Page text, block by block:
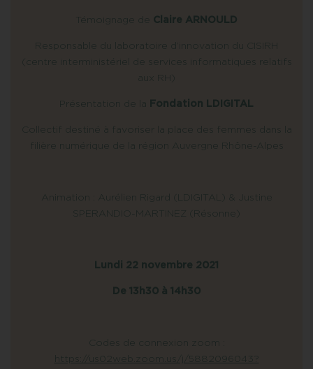
Témoignage de Claire ARNOULD
Responsable du laboratoire d’innovation du CISIRH
(centre interministériel de services informatiques relatifs
aux RH)
Présentation de la Fondation LDIGITAL
Collectif destiné à favoriser la place des femmes dans la
filière numérique de la région Auvergne Rhône-Alpes
Animation : Aurélien Rigard (LDIGITAL) & Justine
SPERANDIO-MARTINEZ (Résonne)
Lundi 22 novembre 2021
De 13h30 à 14h30
Codes de connexion zoom :
https://us02web.zoom.us/j/5882096043?